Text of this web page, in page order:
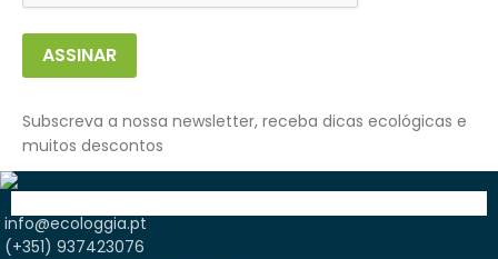
ASSINAR
Subscreva a nossa newsletter, receba dicas ecológicas e
muitos descontos
info@ecologgia.pt
(+351) 937423076